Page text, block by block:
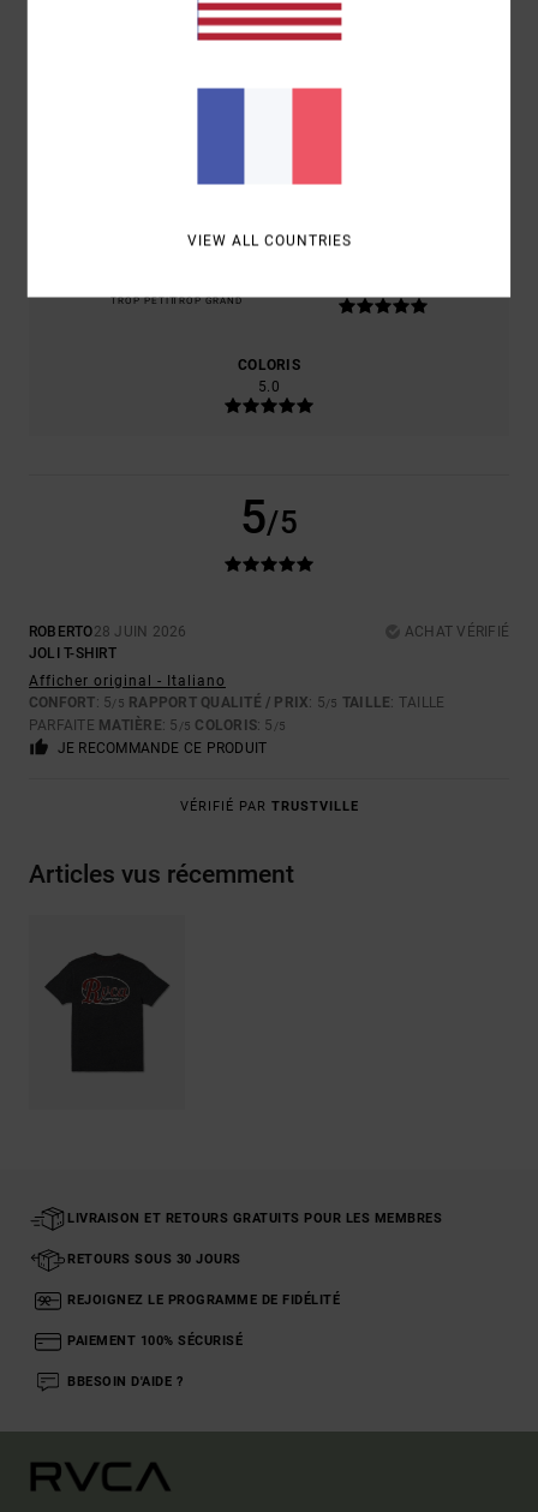
/5
TROP PETITTROP GRAND
COLORIS
5.0
5/5
ROBERTO28 JUIN 2026
ACHAT VÉRIFIÉ
JOLI T-SHIRT
Afficher original - Italiano
CONFORT: 5/5 RAPPORT QUALITÉ / PRIX: 5/5 TAILLE: TAILLE
PARFAITE MATIÈRE: 5 /5 COLORIS: 5 /5
JE RECOMMANDE CE PRODUIT
VÉRIFIÉ PAR TRUSTVILLE
Articles vus récemment
LIVRAISON ET RETOURS GRATUITS POUR LES MEMBRES
RETOURS SOUS 30 JOURS
REJOIGNEZ LE PROGRAMME DE FIDÉLITÉ
PAIEMENT 100% SÉCURISÉ
BBESOIN D'AIDE ?
VIEW ALL COUNTRIES